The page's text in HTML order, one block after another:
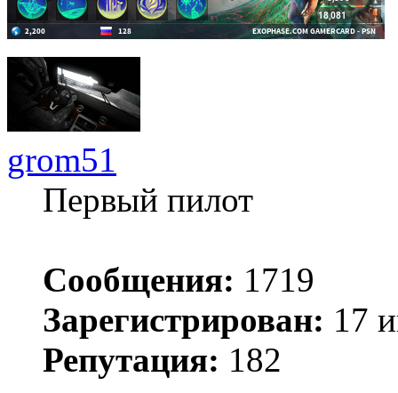
grom51
Первый пилот
Сообщения: 1719
Зарегистрирован: 17
Репутация: 182